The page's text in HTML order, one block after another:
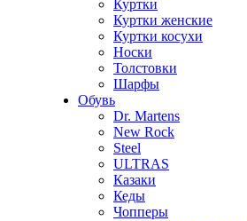
Куртки
Куртки женские
Куртки косухи
Носки
Толстовки
Шарфы
Обувь
Dr. Martens
New Rock
Steel
ULTRAS
Казаки
Кеды
Чопперы